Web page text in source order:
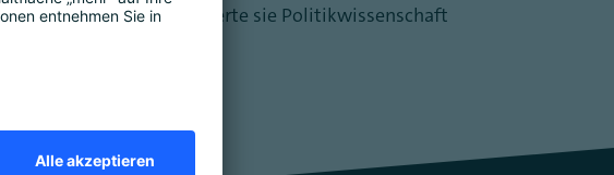
erworben. Zuvor studierte sie Politikwissenschaft